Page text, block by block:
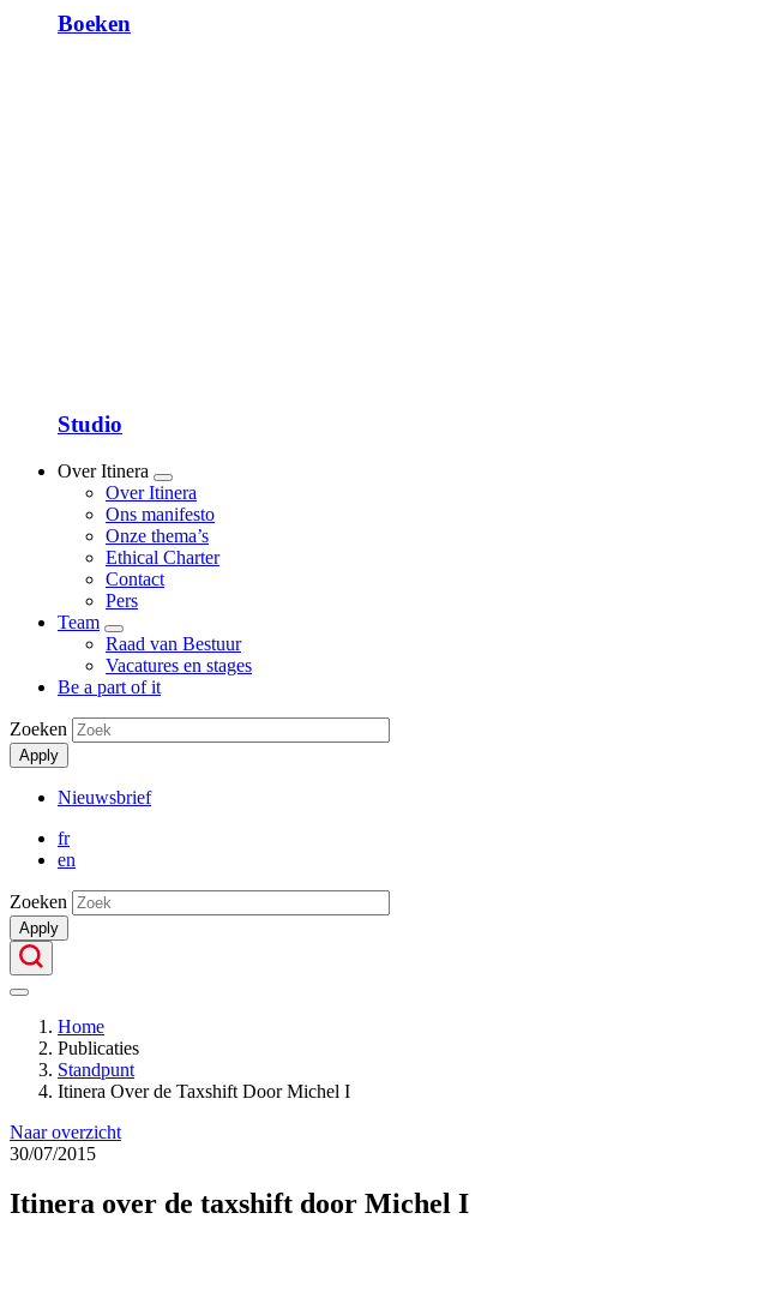
Boeken
Studio
Over Itinera
Show
submenu
Over Itinera
Ons manifesto
Onze thema’s
Ethical Charter
Contact
Pers
Team
Show
submenu
Raad van Bestuur
Vacatures en stages
Be a part of it
Zoeken
Apply
Secondary
Menu
Nieuwsbrief
fr
en
Zoeken
Apply
Kruimelpad
Home
Publicaties
Standpunt
Itinera Over de Taxshift Door Michel I
Naar overzicht
30/07/2015
Itinera over de taxshift door Michel I